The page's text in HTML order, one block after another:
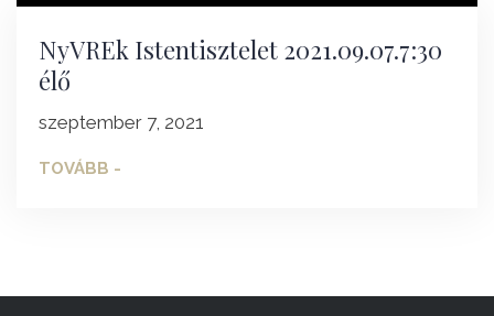
NyVREk Istentisztelet 2021.09.07.7:30
élő
szeptember 7, 2021
TOVÁBB -